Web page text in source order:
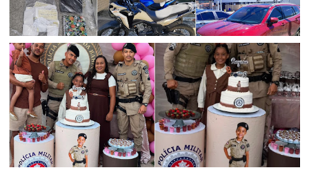
POLICIAL
Polícia Civil prende suspeito de agiotagem e extorsão
com munições e veículos de luxo em Senhor do Bonfim
(BA)